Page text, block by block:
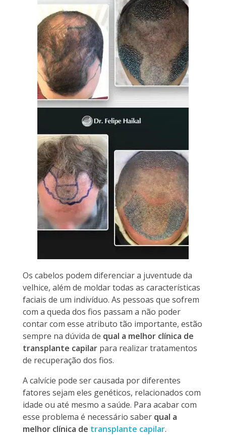
Os cabelos podem diferenciar a juventude da
velhice, além de moldar todas as características
faciais de um indivíduo. As pessoas que sofrem
com a queda dos fios passam a não poder
contar com esse atributo tão importante, estão
sempre na dúvida de qual a melhor clínica de
transplante capilar para realizar tratamentos
de recuperação dos fios.
A calvície pode ser causada por diferentes
fatores sejam eles genéticos, relacionados com
idade ou até mesmo a saúde. Para acabar com
esse problema é necessário saber qual a
melhor clínica de transplante capilar.